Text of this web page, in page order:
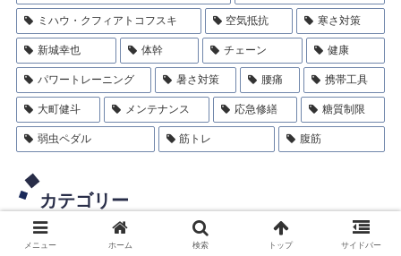
ミハウ・クフィアトコフスキ 空気抵抗 寒さ対策
新城幸也 体幹 チェーン 健康
パワートレーニング 暑さ対策 腰痛 携帯工具
大町健斗 メンテナンス 応急修繕 糖質制限
弱虫ペダル 筋トレ 腹筋
カテゴリー
メニュー ホーム 検索 トップ サイドバー